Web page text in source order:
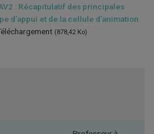
: Récapitulatif des principales
d’appui et de la cellule d’animation
(878,42 Ko)